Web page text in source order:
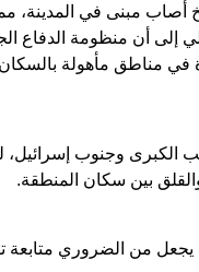
مبنى في المدينة،
إلى أن منظومة
مناطق مأهولة
الكبرى وجنوب إسرائيل،
بين سكان المنطقة.
يجعل من الضروري